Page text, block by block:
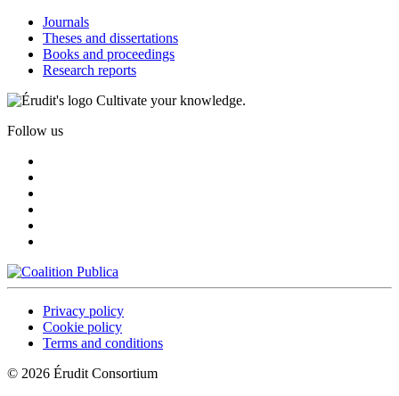
Journals
Theses and dissertations
Books and proceedings
Research reports
Cultivate your knowledge.
Follow us
Privacy policy
Cookie policy
Terms and conditions
© 2026 Érudit Consortium